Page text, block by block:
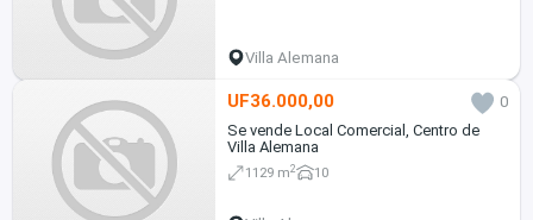
Villa Alemana
UF36.000,00
0
Se vende Local Comercial, Centro de
Villa Alemana
1129 m2 10